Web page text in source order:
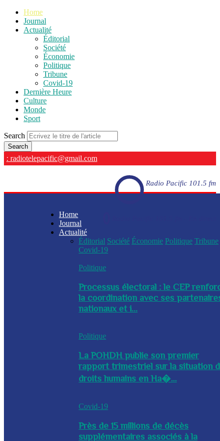
Home
Journal
Actualité
Éditorial
Société
Économie
Politique
Tribune
Covid-19
Dernière Heure
Culture
Monde
Sport
Search
: radiotelepacific@gmail.com
Radio Pacific 101.5 fm
Home
Journal
Actualité
Éditorial Société Économie Politique Tribune
Covid-19
Politique
Processus électoral : le CEP
la coordination avec ses
nationaux et i...
Politique
La POHDH publie son premier
rapport trimestriel sur la situation
droits humains en Ha�...
Covid-19
Près de 15 millions de décès
supplémentaires associés à la